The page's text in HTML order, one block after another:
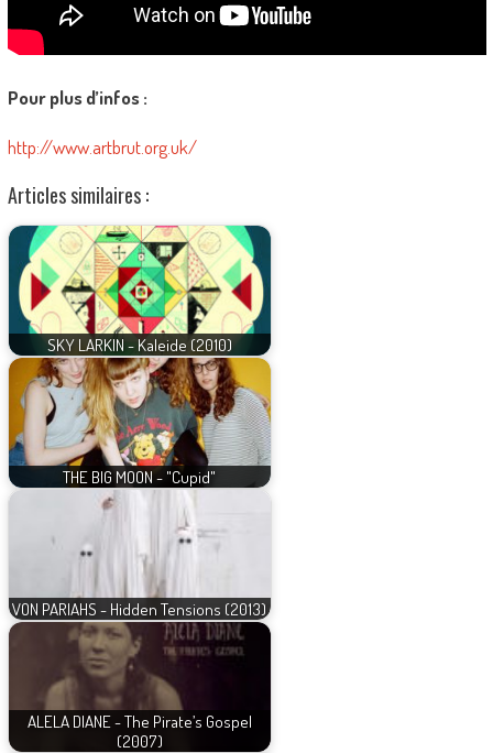
Pour plus d’infos :
http://www.artbrut.org.uk/
Articles similaires :
SKY LARKIN - Kaleide (2010)
THE BIG MOON - "Cupid"
VON PARIAHS - Hidden Tensions (2013)
ALELA DIANE - The Pirate’s Gospel
(2007)